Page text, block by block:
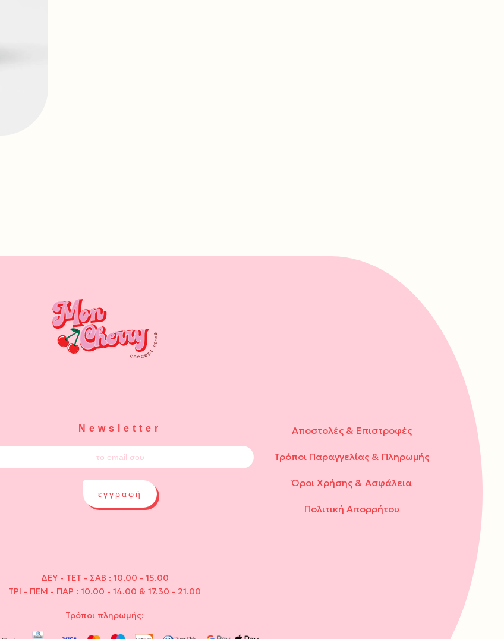
Newsletter
εγγραφή
Αποστολές & Επιστροφές
Τρόποι Παραγγελίας & Πληρωμής
Όροι Χρήσης & Ασφάλεια
Πολιτική Απορρήτου
ΔΕΥ - ΤΕΤ - ΣΑΒ : 10.00 - 15.00
ΤΡΙ - ΠΕΜ - ΠΑΡ : 10.00 - 14.00 & 17.30 - 21.00
Τρόποι πληρωμής: